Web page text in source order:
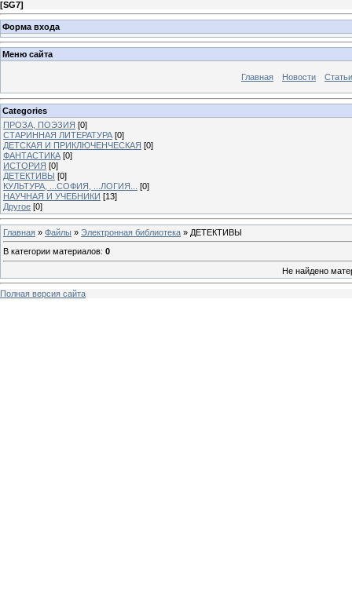
[SG7]
Форма входа
Меню сайта
Главная Новости Статьи
Categories
ПРОЗА, ПОЭЗИЯ [0]
СТАРИННАЯ ЛИТЕРАТУРА [0]
ДЕТСКАЯ И ПРИКЛЮЧЕНЧЕСКАЯ [0]
ФАНТАСТИКА [0]
ИСТОРИЯ [0]
ДЕТЕКТИВЫ [0]
КУЛЬТУРА, ...СОФИЯ, ...ЛОГИЯ...
[0]
НАУЧНАЯ И УЧЕБНИКИ [13]
Другое [0]
Главная » Файлы » Электронная библиотека » ДЕТЕКТИВЫ
В категории материалов: 0
Не найдено
Полная версия сайта